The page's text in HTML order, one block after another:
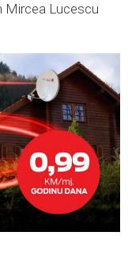
Mircea Lucescu